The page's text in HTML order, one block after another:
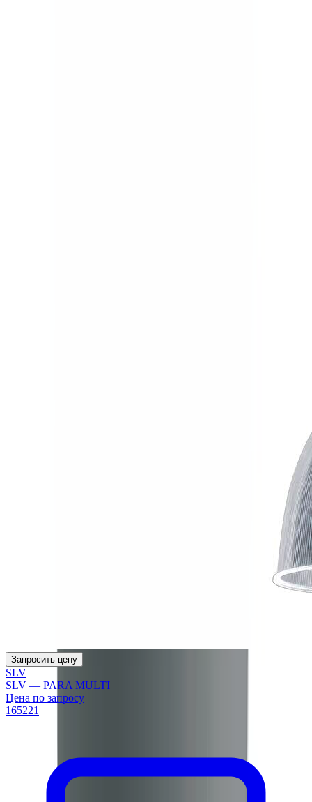
Запросить цену
SLV
SLV — PARA MULTI
Цена по запросу
165221